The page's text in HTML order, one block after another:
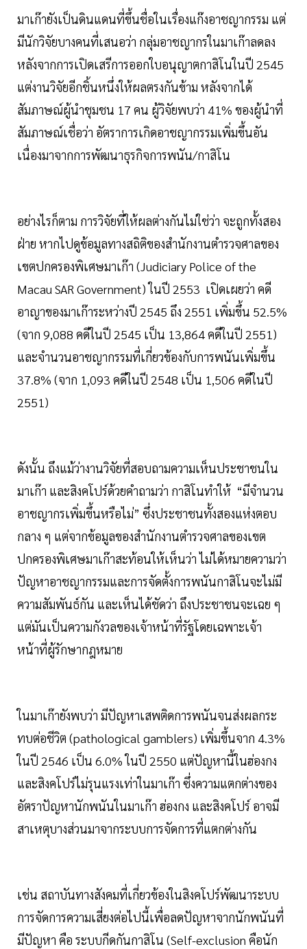
มาเก๊ายังเป็นดินแดนที่ขึ้นชื่อในเรื่องแก๊งอาชญากรรม แต่
มีนักวิจัยบางคนที่เสนอว่า กลุ่มอาชญากรในมาเก๊าลดลง
หลังจากการเปิดเสรีการออกใบอนุญาตกาสิโนในปี 2545
แต่งานวิจัยอีกชิ้นหนึ่งให้ผลตรงกันข้าม หลังจากได้
สัมภาษณ์ผู้นำชุมชน 17 คน ผู้วิจัยพบว่า 41% ของผู้นำที่
สัมภาษณ์เชื่อว่า อัตราการเกิดอาชญากรรมเพิ่มขึ้นอัน
เนื่องมาจากการพัฒนาธุรกิจการพนัน/กาสิโน
อย่างไรก็ตาม การวิจัยที่ให้ผลต่างกันไม่ใช่ว่า จะถูกทั้งสอง
ฝ่าย หากไปดูข้อมูลทางสถิติของสำนักงานตำรวจศาลของ
เขตปกครองพิเศษมาเก๊า (Judiciary Police of the
Macau SAR Government) ในปี 2553 เปิดเผยว่า คดี
อาญาของมาเก๊าระหว่างปี 2545 ถึง 2551 เพิ่มขึ้น 52.5%
(จาก 9,088 คดีในปี 2545 เป็น 13,864 คดีในปี 2551)
และจำนวนอาชญากรรมที่เกี่ยวข้องกับการพนันเพิ่มขึ้น
37.8% (จาก 1,093 คดีในปี 2548 เป็น 1,506 คดีในปี
2551)
ดังนั้น ถึงแม้ว่างานวิจัยที่สอบถามความเห็นประชาชนใน
มาเก๊า และสิงคโปร์ด้วยคำถามว่า กาสิโนทำให้ “มีจำนวน
อาชญากรเพิ่มขึ้นหรือไม่” ซึ่งประชาชนทั้งสองแห่งตอบ
กลาง ๆ แต่จากข้อมูลของสำนักงานตำรวจศาลของเขต
ปกครองพิเศษมาเก๊าสะท้อนให้เห็นว่า ไม่ได้หมายความว่า
ปัญหาอาชญากรรมและการจัดตั้งการพนันกาสิโนจะไม่มี
ความสัมพันธ์กัน และเห็นได้ชัดว่า ถึงประชาชนจะเฉย ๆ
แต่มันเป็นความกังวลของเจ้าหน้าที่รัฐโดยเฉพาะเจ้า
หน้าที่ผู้รักษากฎหมาย
ในมาเก๊ายังพบว่า มีปัญหาเสพติดการพนันจนส่งผลกระ
ทบต่อชีวิต (pathological gamblers) เพิ่มขึ้นจาก 4.3%
ในปี 2546 เป็น 6.0% ในปี 2550 แต่ปัญหานี้ในฮ่องกง
และสิงคโปร์ไม่รุนแรงเท่าในมาเก๊า ซึ่งความแตกต่างของ
อัตราปัญหานักพนันในมาเก๊า ฮ่องกง และสิงคโปร์ อาจมี
สาเหตุบางส่วนมาจากระบบการจัดการที่แตกต่างกัน
เช่น สถาบันทางสังคมที่เกี่ยวข้องในสิงคโปร์พัฒนาระบบ
การจัดการความเสี่ยงต่อไปนี้เพื่อลดปัญหาจากนักพนันที่
มีปัญหา คือ ระบบกีดกันกาสิโน (Self-exclusion คือนัก